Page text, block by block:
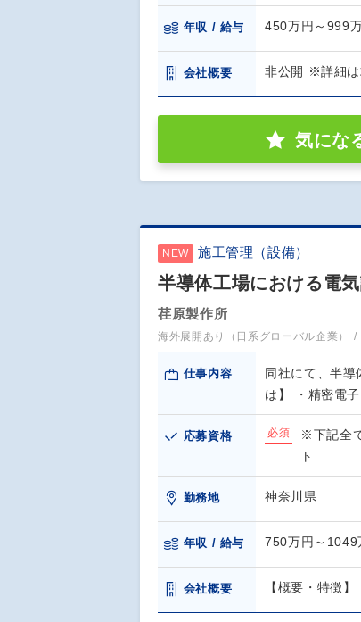
年収 / 給与 450万円～999
会社概要 非公開 ※詳細は
気にな
NEW 施工管理（設備）
半導体工場における電
荏原製作所
海外展開あり（日系グローバル企業）
仕事内容
同社にて、半導
は】 ・精密電
応募資格 必須
※下記全
ト…
勤務地 神奈川県
年収 / 給与 750万円～1049
会社概要 【概要・特徴